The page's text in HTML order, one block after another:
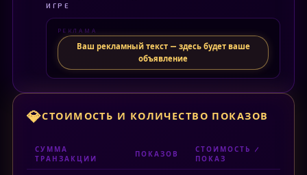
ИГРЕ
РЕКЛАМА
Ваш рекламный текст — здесь будет ваше
объявление
💎СТОИМОСТЬ И КОЛИЧЕСТВО ПОКАЗОВ
СУММА
ТРАНЗАКЦИИ
ПОКАЗОВ
СТОИМОСТЬ /
ПОКАЗ